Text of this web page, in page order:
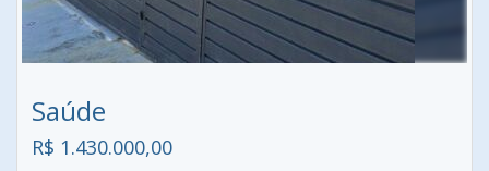
Saúde
R$ 1.430.000,00